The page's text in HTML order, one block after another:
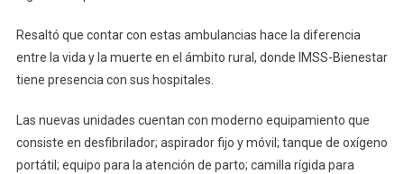
Resaltó que contar con estas ambulancias hace la diferencia
entre la vida y la muerte en el ámbito rural, donde IMSS-Bienestar
tiene presencia con sus hospitales.
Las nuevas unidades cuentan con moderno equipamiento que
consiste en desfibrilador; aspirador fijo y móvil; tanque de oxígeno
portátil; equipo para la atención de parto; camilla rígida para